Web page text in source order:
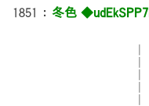
1851 ： 冬色
|